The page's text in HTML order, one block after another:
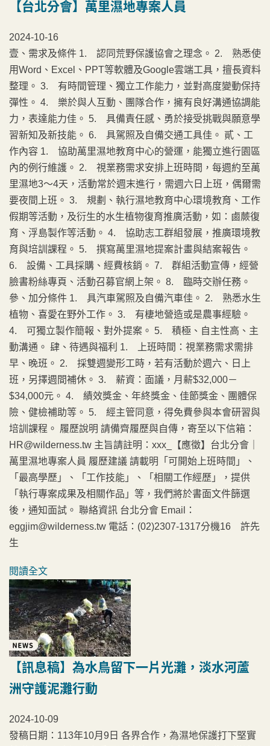
【台北分會】萬里濕地專案人員
2024-10-16
壹、需求及條件 1. 認同荒野保護協會之理念。 2. 熟悉使
用Word、Excel、PPT等軟體及Google雲端工具，擅長資料
整理。 3. 有時間管理、獨立工作能力，並對高度變動保持
彈性。 4. 樂於與人互動、團隊合作，擁有良好溝通協調能
力，表達能力佳。 5. 具備責任感、勇於接受挑戰與願意學
習新知及新技能。 6. 具駕照及自備交通工具佳。 貳、工
作內容 1. 協助萬里濕地教育中心的營運，能獨立進行園區
內的例行維護。 2. 視業務需求安排上班時間，每週約至萬
里濕地3～4天，活動常於週末進行，需週六日上班，偶爾需
要夜間上班。 3. 規劃、執行濕地教育中心環境教育、工作
假期等活動，及衍生的水生植物復育推廣活動，如：鹵蕨復
育、浮島製作等活動。 4. 協助志工群組發展，推廣環境教
育與培訓課程。 5. 撰寫萬里濕地提案計畫與結案報告。
6. 設備、工具採購、經費核銷。 7. 群組活動宣傳，經營
臉書粉絲專頁、活動召募官網上架。 8. 臨時交辦任務。
參、加分條件 1. 具汽車駕照及自備汽車佳。 2. 熟悉水生
植物、喜愛在野外工作。 3. 有棲地營造或是農事經驗。
4. 可獨立製作簡報、對外提案。 5. 積極、自主性高、主
動溝通。 肆、待遇與福利 1. 上班時間：視業務需求需排
早、晚班。 2. 採雙週變形工時，若有活動於週六、日上
班，另擇週間補休。 3. 薪資：面議，月薪$32,000－
$34,000元。 4. 績效獎金、年終獎金、佳節獎金、團體保
險、健檢補助等。 5. 經主管同意，得免費參與本會研習與
培訓課程。 履歷說明 請備齊履歷與自傳，寄至以下信箱：
HR@wilderness.tw 主旨請註明：xxx_【應徵】台北分會｜
萬里濕地專案人員 履歷建議 請載明「可開始上班時間」、
「最高學歷」、「工作技能」、「相關工作經歷」，提供
「執行專案成果及相關作品」等，我們將於書面文件篩選
後，通知面試。 聯絡資訊 台北分會 Email：
eggjim@wilderness.tw 電話：(02)2307-1317分機16 許先
生
閱讀全文
【訊息稿】為水鳥留下一片光灘，淡水河蘆
洲守護泥灘行動
2024-10-09
發稿日期：113年10月9日 各界合作，為濕地保護打下堅實